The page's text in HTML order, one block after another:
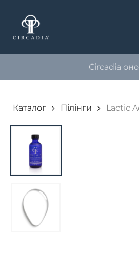
main
Circadia
Каталог Пілінги Lactic